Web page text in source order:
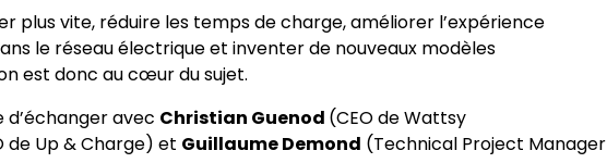
plus vite, réduire les temps de charge, améliorer l’expérience
le réseau électrique et inventer de nouveaux modèles
est donc au cœur du sujet.
d’échanger avec Christian Guenod (CEO de Wattsy
de Up & Charge) et Guillaume Demond (Technical Project Manager